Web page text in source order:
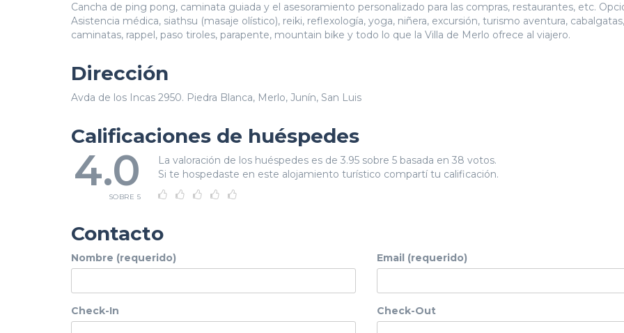
Cancha de ping pong, caminata guiada y el asesoramiento personalizado para las compras, restaurantes, etc.
Asistencia médica, siathsu (masaje olístico), reiki, reflexología, yoga, niñera, excursión, turismo aventura, cabalgatas,
caminatas, rappel, paso tiroles, parapente, mountain bike y todo lo que la Villa de Merlo ofrece al viajero.
Dirección
Avda de los Incas 2950. Piedra Blanca, Merlo, Junín, San Luis
Calificaciones de huéspedes
4.0
SOBRE 5
La valoración de los huéspedes es de 3.95 sobre 5 basada en 38 votos.
Si te hospedaste en este alojamiento turístico compartí tu calificación.
Contacto
Nombre (requerido) Email (requerido)
Check-In Check-Out